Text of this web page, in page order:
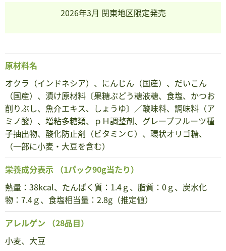
2026年3月 関東地区限定発売
原材料名
オクラ（インドネシア）、にんじん（国産）、だいこん
（国産）、漬け原材料〔果糖ぶどう糖液糖、食塩、かつお
削りぶし、魚介エキス、しょうゆ〕／酸味料、調味料（ア
ミノ酸）、増粘多糖類、ｐＨ調整剤、グレープフルーツ種
子抽出物、酸化防止剤（ビタミンＣ）、環状オリゴ糖、
（一部に小麦・大豆を含む）
栄養成分表示 （1パック90g当たり）
熱量：38kcal、たんぱく質：1.4ｇ、脂質：0ｇ、炭水化
物：7.4ｇ、食塩相当量：2.8g（推定値）
アレルゲン （28品目）
小麦、大豆